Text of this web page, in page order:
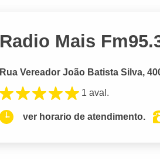
Radio Mais
Rua Vereador João Batista Silva,
1 aval.
ver horario de atendimento.